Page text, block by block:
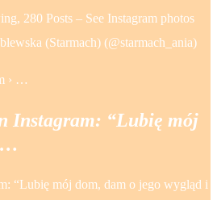
280 Posts – See Instagram photos
(Starmach) (@starmach_ania)
› …
Instagram: “Lubię mój
…
“Lubię mój dom, dam o jego wygląd i